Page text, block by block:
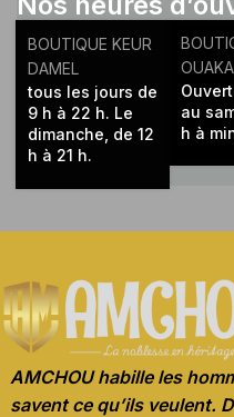
BOUTIQUE KEUR
DAMEL
tous les jours de
9 h à 22 h. Le
dimanche, de 12
h à 21 h.
au
h à
AMCHOU habille les
savent ce qu’ils veulent.